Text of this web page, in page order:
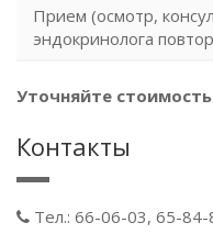
Прием (осмотр,
эндокринолога
Уточняйте
Контакты
Тел.: 66-06-03, 65-84-